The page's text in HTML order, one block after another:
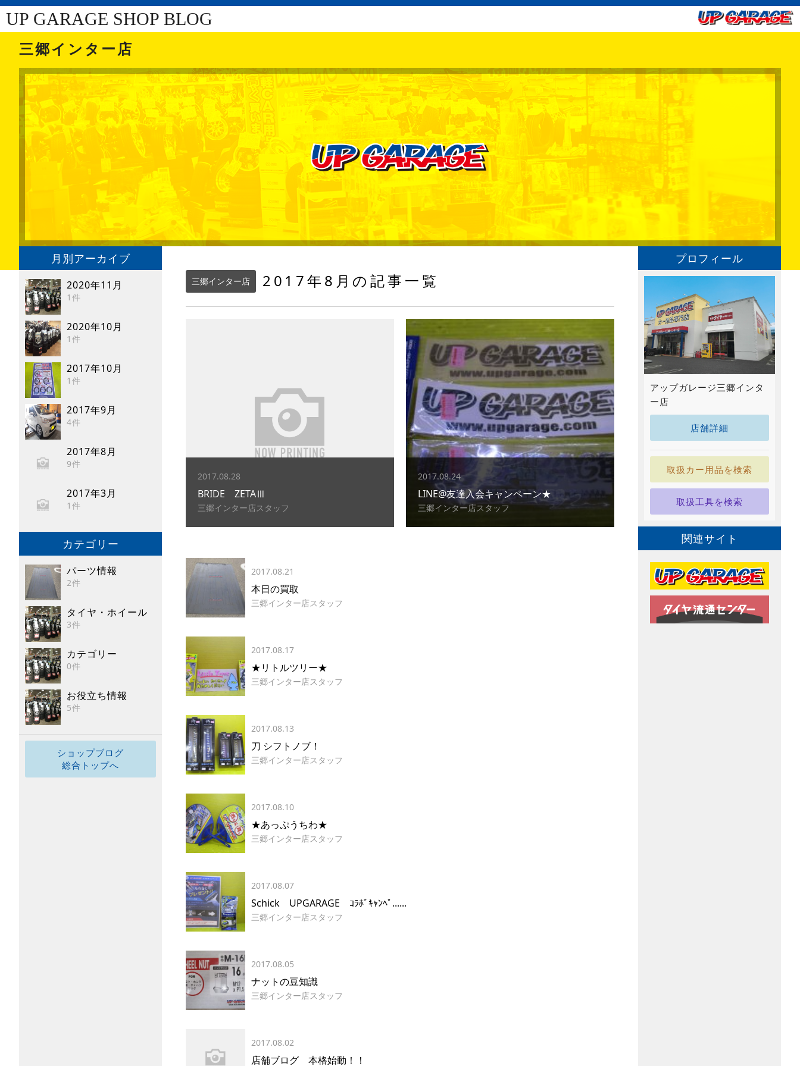
UP GARAGE SHOP BLOG
三郷インター店
月別アーカイブ
2020年11月
1件
2020年10月
1件
2017年10月
1件
2017年9月
4件
2017年8月
9件
2017年3月
1件
カテゴリー
パーツ情報
2件
タイヤ・ホイール
3件
カテゴリー
0件
お役立ち情報
5件
ショップブログ
総合トップへ
三郷インター店 2017年8月の記事一覧
2017.08.28
BRIDE ZETAⅢ
三郷インター店スタッフ
2017.08.24
LINE@友達入会キャンペーン★
三郷インター店スタッフ
2017.08.21
本日の買取
三郷インター店スタッフ
2017.08.17
★リトルツリー★
三郷インター店スタッフ
2017.08.13
刀 シフトノブ！
三郷インター店スタッフ
2017.08.10
★あっぷうちわ★
三郷インター店スタッフ
2017.08.07
Schick UPGARAGE ｺﾗﾎﾞｷｬﾝﾍﾟ......
三郷インター店スタッフ
2017.08.05
ナットの豆知識
三郷インター店スタッフ
2017.08.02
店舗ブログ 本格始動！！
プロフィール
アップガレージ三郷インタ
ー店
店舗詳細
取扱カー用品を検索
取扱工具を検索
関連サイト